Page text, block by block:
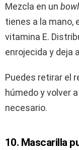
Mezcla en un bowl
tienes a la mano,
vitamina E.
enrojecida y deja
Puedes retirar el
húmedo y volver
necesario.
10. Mascarilla